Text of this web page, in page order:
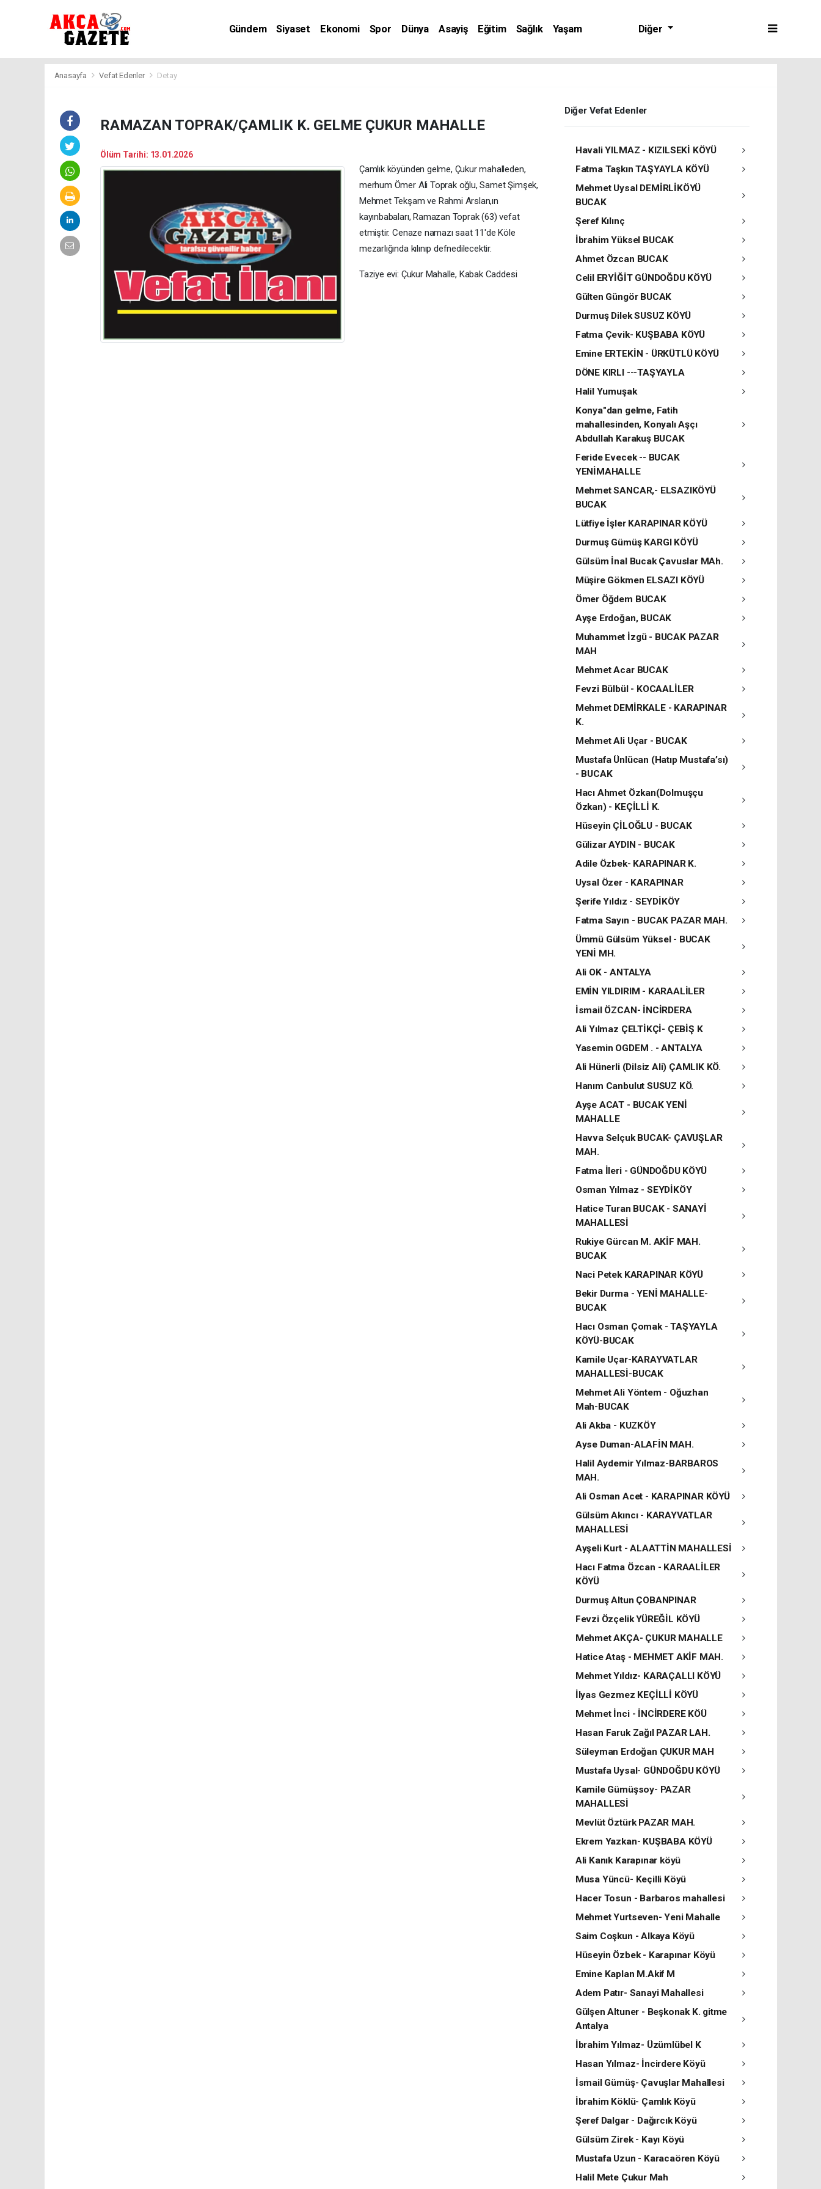
Gündem Siyaset Ekonomi Spor Dünya Asayiş Eğitim Sağlık
Yaşam
Diğer
Anasayfa Vefat Edenler Detay
RAMAZAN TOPRAK/ÇAMLIK K. GELME ÇUKUR MAHALLE
Ölüm Tarihi: 13.01.2026
Çamlık köyünden gelme, Çukur mahalleden,
merhum Ömer Ali Toprak oğlu, Samet Şimşek,
Mehmet Tekşam ve Rahmi Arslan,ın
kayınbabaları, Ramazan Toprak (63) vefat
etmiştir. Cenaze namazı saat 11'de Köle
mezarlığında kılınıp defnedilecektir.
Taziye evi: Çukur Mahalle, Kabak Caddesi
Diğer Vefat Edenler
Havali YILMAZ - KIZILSEKİ KÖYÜ
Fatma Taşkın TAŞYAYLA KÖYÜ
Mehmet Uysal DEMİRLİKÖYÜ
BUCAK
Şeref Kılınç
İbrahim Yüksel BUCAK
Ahmet Özcan BUCAK
Celil ERYİĞİT GÜNDOĞDU KÖYÜ
Gülten Güngör BUCAK
Durmuş Dilek SUSUZ KÖYÜ
Fatma Çevik- KUŞBABA KÖYÜ
Emine ERTEKİN - ÜRKÜTLÜ KÖYÜ
DÖNE KIRLI ---TAŞYAYLA
Halil Yumuşak
Konya"dan gelme, Fatih
mahallesinden, Konyalı Aşçı
Abdullah Karakuş BUCAK
Feride Evecek -- BUCAK
YENİMAHALLE
Mehmet SANCAR,- ELSAZIKÖYÜ
BUCAK
Lütfiye İşler KARAPINAR KÖYÜ
Durmuş Gümüş KARGI KÖYÜ
Gülsüm İnal Bucak Çavuslar MAh.
Müşire Gökmen ELSAZI KÖYÜ
Ömer Öğdem BUCAK
Ayşe Erdoğan, BUCAK
Muhammet İzgü - BUCAK PAZAR
MAH
Mehmet Acar BUCAK
Fevzi Bülbül - KOCAALİLER
Mehmet DEMİRKALE - KARAPINAR
K.
Mehmet Ali Uçar - BUCAK
Mustafa Ünlücan (Hatıp Mustafa’sı)
- BUCAK
Hacı Ahmet Özkan(Dolmuşçu
Özkan) - KEÇİLLİ K.
Hüseyin ÇİLOĞLU - BUCAK
Gülizar AYDIN - BUCAK
Adile Özbek- KARAPINAR K.
Uysal Özer - KARAPINAR
Şerife Yıldız - SEYDİKÖY
Fatma Sayın - BUCAK PAZAR MAH.
Ümmü Gülsüm Yüksel - BUCAK
YENİ MH.
Ali OK - ANTALYA
EMİN YILDIRIM - KARAALİLER
İsmail ÖZCAN- İNCİRDERA
Ali Yılmaz ÇELTİKÇİ- ÇEBİŞ K
Yasemin OGDEM . - ANTALYA
Ali Hünerli (Dilsiz Ali) ÇAMLIK KÖ.
Hanım Canbulut SUSUZ KÖ.
Ayşe ACAT - BUCAK YENİ
MAHALLE
Havva Selçuk BUCAK- ÇAVUŞLAR
MAH.
Fatma İleri - GÜNDOĞDU KÖYÜ
Osman Yılmaz - SEYDİKÖY
Hatice Turan BUCAK - SANAYİ
MAHALLESİ
Rukiye Gürcan M. AKİF MAH.
BUCAK
Naci Petek KARAPINAR KÖYÜ
Bekir Durma - YENİ MAHALLE-
BUCAK
Hacı Osman Çomak - TAŞYAYLA
KÖYÜ-BUCAK
Kamile Uçar-KARAYVATLAR
MAHALLESİ-BUCAK
Mehmet Ali Yöntem - Oğuzhan
Mah-BUCAK
Ali Akba - KUZKÖY
Ayse Duman-ALAFİN MAH.
Halil Aydemir Yılmaz-BARBAROS
MAH.
Ali Osman Acet - KARAPINAR KÖYÜ
Gülsüm Akıncı - KARAYVATLAR
MAHALLESİ
Ayşeli Kurt - ALAATTİN MAHALLESİ
Hacı Fatma Özcan - KARAALİLER
KÖYÜ
Durmuş Altun ÇOBANPINAR
Fevzi Özçelik YÜREĞİL KÖYÜ
Mehmet AKÇA- ÇUKUR MAHALLE
Hatice Ataş - MEHMET AKİF MAH.
Mehmet Yıldız- KARAÇALLI KÖYÜ
İlyas Gezmez KEÇİLLİ KÖYÜ
Mehmet İnci - İNCİRDERE KÖÜ
Hasan Faruk Zağıl PAZAR LAH.
Süleyman Erdoğan ÇUKUR MAH
Mustafa Uysal- GÜNDOĞDU KÖYÜ
Kamile Gümüşsoy- PAZAR
MAHALLESİ
Mevlüt Öztürk PAZAR MAH.
Ekrem Yazkan- KUŞBABA KÖYÜ
Ali Kanık Karapınar köyü
Musa Yüncü- Keçilli Köyü
Hacer Tosun - Barbaros mahallesi
Mehmet Yurtseven- Yeni Mahalle
Saim Coşkun - Alkaya Köyü
Hüseyin Özbek - Karapınar Köyü
Emine Kaplan M.Akif M
Adem Patır- Sanayi Mahallesi
Gülşen Altuner - Beşkonak K. gitme
Antalya
İbrahim Yılmaz- Üzümlübel K
Hasan Yılmaz- İncirdere Köyü
İsmail Gümüş- Çavuşlar Mahallesi
İbrahim Köklü- Çamlık Köyü
Şeref Dalgar - Dağırcık Köyü
Gülsüm Zirek - Kayı Köyü
Mustafa Uzun - Karacaören Köyü
Halil Mete Çukur Mah